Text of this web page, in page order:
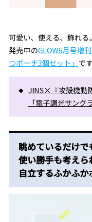
可愛い、使える、飾れる
発売中のGLOW6月号増刊
つポーチ3個セット」 です
JINS×『攻殻機動
「電子調光サン
眺めているだけで
使い勝手も考えら
自立するふかふか